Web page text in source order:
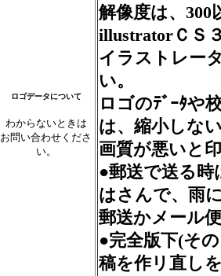
ロゴデータについて
わからないときは
お問い合わせくださ
い。
解像度は、300
illustratorＣＳ
イラストレー
い。
ロゴのﾃﾞｰﾀや
は、縮小しな
画質が悪いと
●郵送で送る
はさんで、雨
郵送かメール
●完全版下(そ
稿を作リ直し